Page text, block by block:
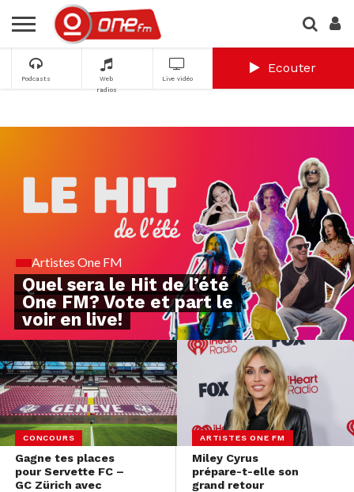
Podcasts
Web
radios
Live vidéo
Ecouter
Artistes One FM
Quel sera le Hit de l’été
One FM? Vote et part le
voir en live!
CONCOURS
Gagne tes places
pour Servette FC –
GC Zürich avec
ARTISTES ONE FM
Miley Cyrus
prépare-t-elle son
grand retour